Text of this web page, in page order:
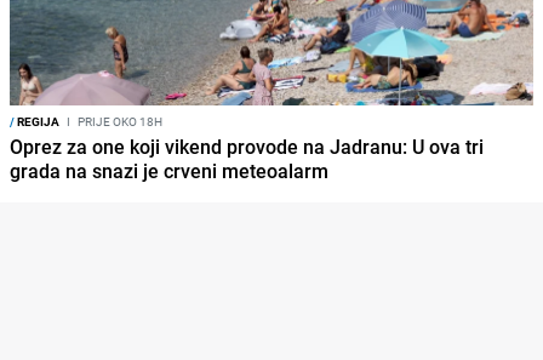
/REGIJA I PRIJE OKO 18H
Oprez za one koji vikend provode na Jadranu: U ova tri
grada na snazi je crveni meteoalarm